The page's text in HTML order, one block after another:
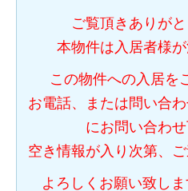
ご覧頂きありがと
本物件は入居者様が
この物件への入居を
お電話、または問い合
にお問い合わせ
空き情報が入り次第、
よろしくお願い致し